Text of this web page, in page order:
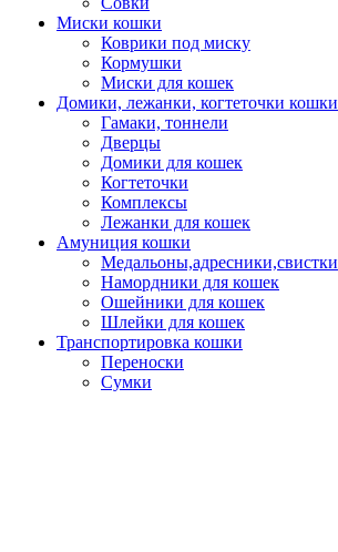
Миски кошки
Коврики под миску
Кормушки
Миски для кошек
Домики, лежанки, когтеточки кошки
Гамаки, тоннели
Дверцы
Домики для кошек
Когтеточки
Комплексы
Лежанки для кошек
Амуниция кошки
Медальоны,адресники,свистки
Намордники для кошек
Ошейники для кошек
Шлейки для кошек
Транспортировка кошки
Переноски
Сумки